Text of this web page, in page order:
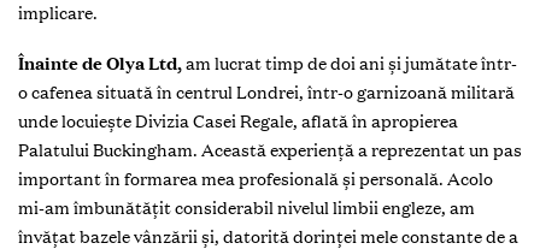
implicare.
Înainte de Olya Ltd,am lucrat timp de doi ani și jumătate într-
o cafenea situată în centrul Londrei, într-o garnizoană militară
unde locuiește Divizia Casei Regale, aflată în apropierea
Palatului Buckingham. Această experiență a reprezentat un pas
important în formarea mea profesională și personală. Acolo
mi-am îmbunătățit considerabil nivelul limbii engleze, am
învățat bazele vânzării și, datorită dorinței mele constante de a